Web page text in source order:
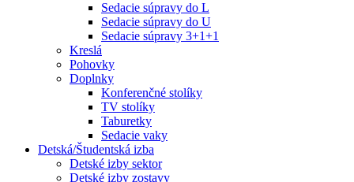
Sedacie súpravy do L
Sedacie súpravy do U
Sedacie súpravy 3+1+1
Kreslá
Pohovky
Doplnky
Konferenčné stolíky
TV stolíky
Taburetky
Sedacie vaky
Detská/Študentská izba
Detské izby sektor
Detské izby zostavy